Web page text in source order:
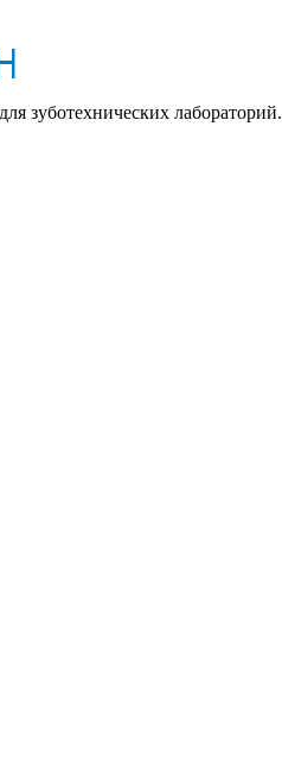
зуботехнических лабораторий.